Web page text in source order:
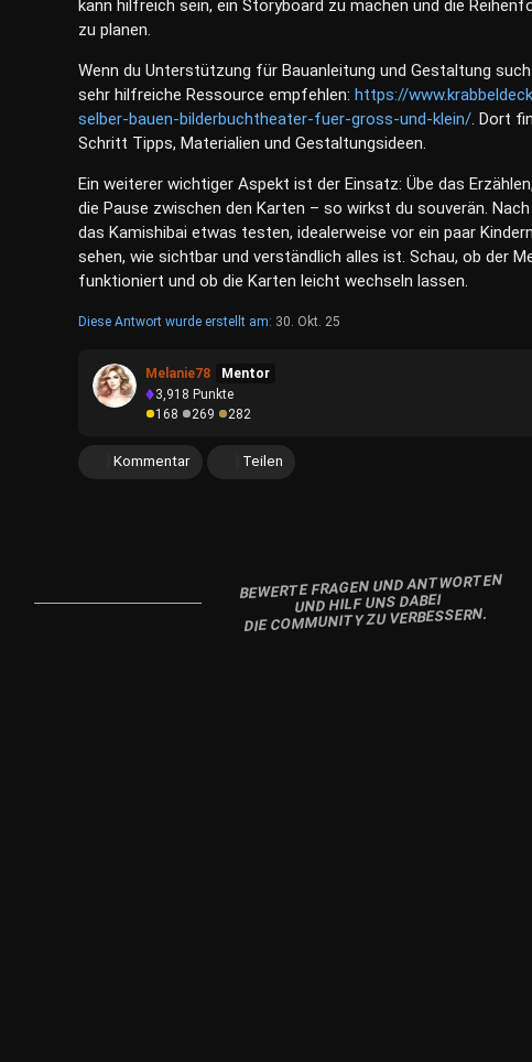
kann hilfreich sein, ein Storyboard zu machen und die
zu planen.
Wenn du Unterstützung für Bauanleitung und Gestaltung
sehr hilfreiche Ressource empfehlen: https://
selber-bauen-bilderbuchtheater-fuer-gross-und-klein/. Dort
Schritt Tipps, Materialien und Gestaltungsideen.
Ein weiterer wichtiger Aspekt ist der Einsatz: Übe das
die Pause zwischen den Karten – so wirkst du souverän.
das Kamishibai etwas testen, idealerweise vor ein paar
sehen, wie sichtbar und verständlich alles ist. Schau, ob der
funktioniert und ob die Karten leicht wechseln lassen.
Diese Antwort wurde erstellt am: 30. Okt. 25
Melanie78
Mentor
3,918 Punkte
168
269 282
Kommentar Teilen
BEWERTE FRAGEN UND ANTWORTEN
UND HILF UNS DABEI
DIE COMMUNITY ZU VERBESSERN.